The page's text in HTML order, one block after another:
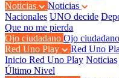
Noticias
Noticias
Nacionales UNO decide
Que no me pierda
Ojo ciudadano Ojo ciudadano
Red Uno Play
Red Uno
Inicio Red Uno Play Noticias
Último Nivel